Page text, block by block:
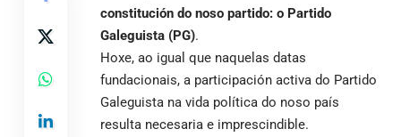
constitución do noso partido: o Partido
Galeguista (PG).
Hoxe, ao igual que naquelas datas
fundacionais, a participación activa do Partido
Galeguista na vida política do noso país
resulta necesaria e imprescindible.